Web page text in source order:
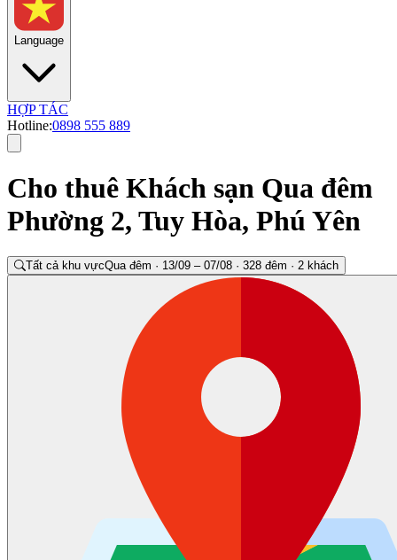
Language
HỢP TÁC
Hotline:0898 555 889
Cho thuê Khách sạn Qua đêm
Phường 2, Tuy Hòa, Phú Yên
Tất cả khu vựcQua đêm · 13/09 – 07/08 · 328 đêm · 2 khách